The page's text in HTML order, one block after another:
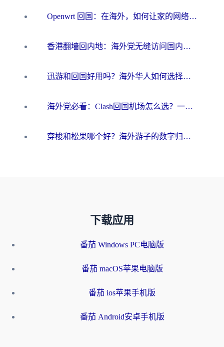
Openwrt 回国：在海外，如何让家的网络触手可及
香港翻墙回内地：海外党无缝访问国内资源的加速器选择全攻略
迅游和回国好用吗？海外华人如何选择靠谱的回国加速器
海外党必看：Clash回国机场怎么选？一篇搞定无缝访问国内资源的全攻略
穿梭和松果哪个好？海外游子的数字归乡路，到底该怎么选
下载应用
番茄 Windows PC电脑版
番茄 macOS苹果电脑版
番茄 ios苹果手机版
番茄 Android安卓手机版